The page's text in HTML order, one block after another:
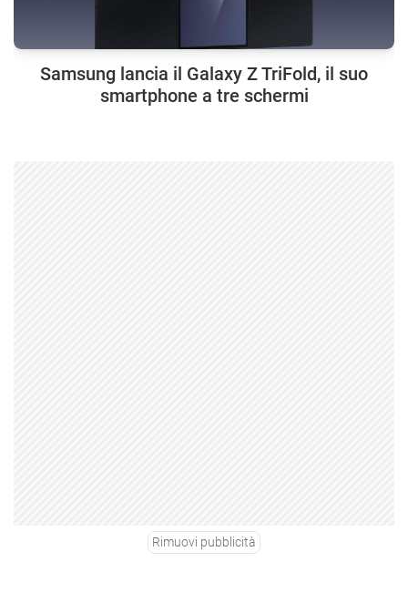
Samsung lancia il Galaxy Z TriFold, il suo
smartphone a tre schermi
Rimuovi pubblicità